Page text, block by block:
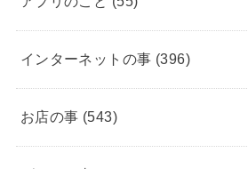
インターネットの事 (396)
お店の事 (543)